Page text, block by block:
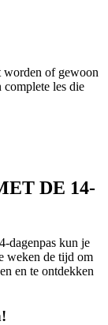
worden of gewoon
complete les die
DE 14-
dagenpas kun je
weken de tijd om
en te ontdekken